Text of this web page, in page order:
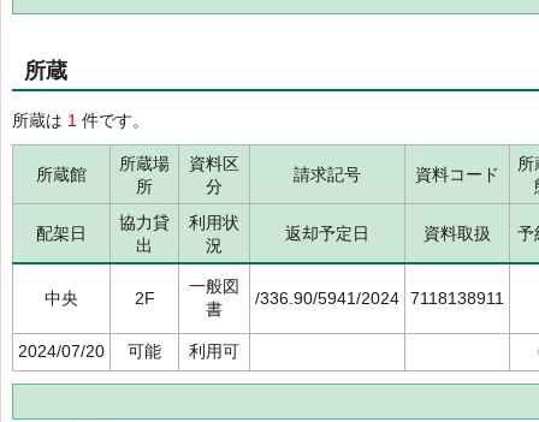
所蔵
所蔵は 1 件です。
所蔵館
所蔵場
所
資料区
分
請求記号 資料コード
所
配架日
協力貸
出
利用状
況
返却予定日 資料取扱 予
中央 2F
一般図
書
/336.90/5941/2024 7118138911
2024/07/20 可能 利用可